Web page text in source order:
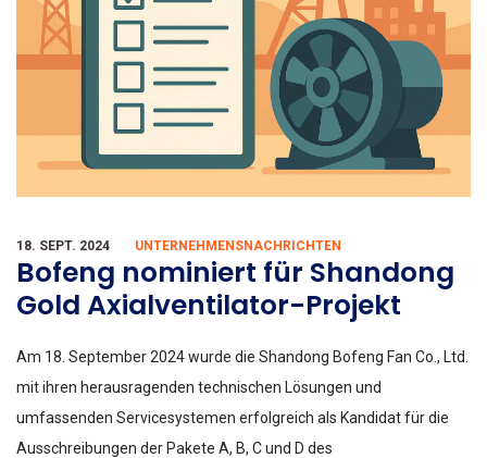
18. SEPT. 2024 UNTERNEHMENSNACHRICHTEN
Bofeng nominiert für Shandong
Gold Axialventilator-Projekt
Am 18. September 2024 wurde die Shandong Bofeng Fan Co., Ltd.
mit ihren herausragenden technischen Lösungen und
umfassenden Servicesystemen erfolgreich als Kandidat für die
Ausschreibungen der Pakete A, B, C und D des